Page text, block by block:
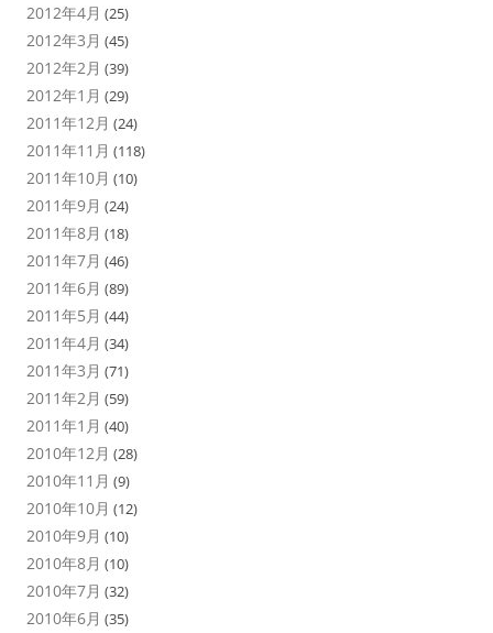
2012年4月 (25)
2012年3月 (45)
2012年2月 (39)
2012年1月 (29)
2011年12月 (24)
2011年11月 (118)
2011年10月 (10)
2011年9月 (24)
2011年8月 (18)
2011年7月 (46)
2011年6月 (89)
2011年5月 (44)
2011年4月 (34)
2011年3月 (71)
2011年2月 (59)
2011年1月 (40)
2010年12月 (28)
2010年11月 (9)
2010年10月 (12)
2010年9月 (10)
2010年8月 (10)
2010年7月 (32)
2010年6月 (35)